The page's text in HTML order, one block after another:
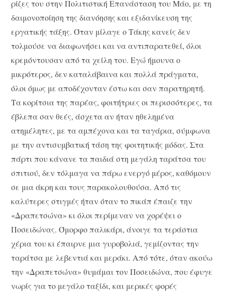
ρίζες του στην Πολιτιστική Επανάσταση του Μάο, με τη
δαιμονοποίηση της διανόησης και εξιδανίκευση της
εργατικής τάξης. Όταν μίλαγε ο Τάκης κανείς δεν
τολμούσε να διαφωνήσει και να αντιπαρατεθεί, όλοι
κρεμόντουσαν από τα χείλη του. Εγώ ήμουνα ο
μικρότερος, δεν καταλάβαινα και πολλά πράγματα,
όλοι όμως με αποδέχονταν έστω και σαν παρατηρητή.
Τα κορίτσια της παρέας, φοιτήτριες οι περισσότερες, τα
έβλεπα σαν θεές, άσχετα αν ήταν ηθελημένα
ατημέλητες, με τα αμπέχονα και τα ταγάρια, σύμφωνα
με την αντισυμβατική τάση της φοιτητικής μόδας. Στα
πάρτι που κάνανε τα παιδιά στη μεγάλη ταράτσα του
σπιτιού, δεν τόλμαγα να πάρω ενεργό μέρος, καθόμουν
σε μια άκρη και τους παρακολουθούσα. Από τις
καλύτερες στιγμές ήταν όταν το πικάπ έπαιζε την
«Δραπετσώνα» κι όλοι περίμεναν να χορέψει ο
Ποσειδώνας. Όμορφο παλικάρι, άνοιγε τα τεράστια
χέρια του κι έπαιρνε μια γυροβολιά, γεμίζοντας την
ταράτσα με λεβεντιά και μεράκι. Από τότε, όταν ακούω
την «Δραπετσώνα» θυμάμαι τον Ποσειδώνα, που έφυγε
νωρίς για το μεγάλο ταξίδι, και μερικές φορές